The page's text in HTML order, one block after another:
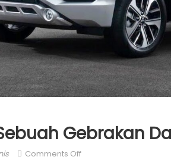
Gebrakan
Comments Offon